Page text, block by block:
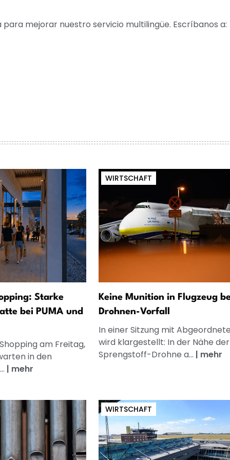
mejorar nuestro servicio multilingüe. Escríbanos a:
Starke
bei PUMA und
am Freitag,
in den
| mehr
WIRTSCHAFT
Keine Munition in Flugzeug
Drohnen-Vorfall
In einer Sitzung mit
wird klargestellt: In der Nähe der
Sprengstoff-Drohne a... | mehr
WIRTSCHAFT